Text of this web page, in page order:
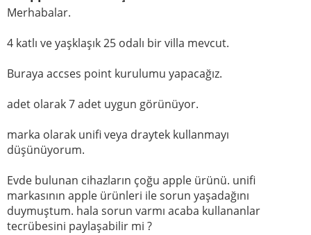
Merhabalar.
4 katlı ve yaşklaşık 25 odalı bir villa mevcut.
Buraya accses point kurulumu yapacağız.
adet olarak 7 adet uygun görünüyor.
marka olarak unifi veya draytek kullanmayı
düşünüyorum.
Evde bulunan cihazların çoğu apple ürünü. unifi
markasının apple ürünleri ile sorun yaşadağını
duymuştum. hala sorun varmı acaba kullananlar
tecrübesini paylaşabilir mi ?